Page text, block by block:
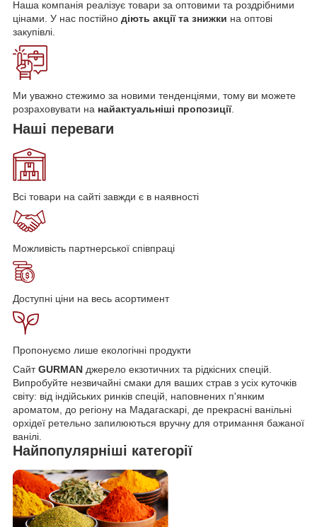
Наша компанія реалізує товари за оптовими та роздрібними
цінами. У нас постійно діють акції та знижки на оптові
закупівлі.
Ми уважно стежимо за новими тенденціями, тому ви можете
розраховувати на найактуальніші пропозиції.
Наші переваги
Всі товари на сайті завжди є в наявності
Можливість партнерської співпраці
Доступні ціни на весь асортимент
Пропонуємо лише екологічні продукти
СайтGURMAN джерело екзотичних та рідкісних спецій.
Випробуйте незвичайні смаки для ваших страв з усіх куточків
світу: від індійських ринків спецій, наповнених п'янким
ароматом, до регіону на Мадагаскарі, де прекрасні ванільні
орхідеї ретельно запилюються вручну для отримання бажаної
ванілі.
Найпопулярніші категорії